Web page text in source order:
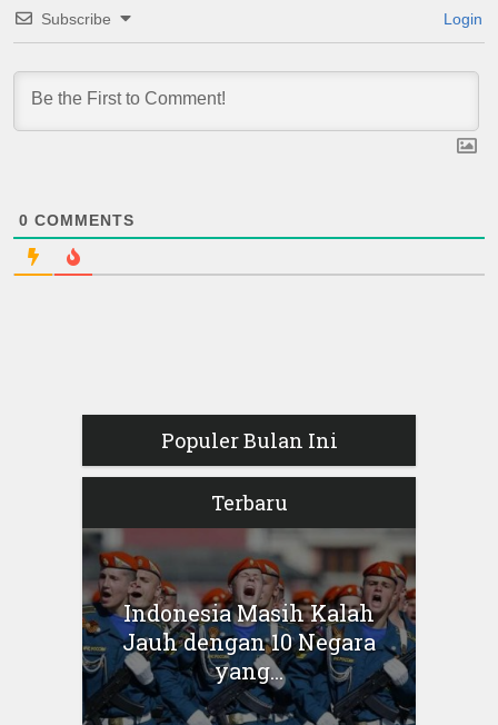
Subscribe Login
0 COMMENTS
Populer Bulan Ini
Terbaru
Indonesia Masih Kalah
Jauh dengan 10 Negara
yang...